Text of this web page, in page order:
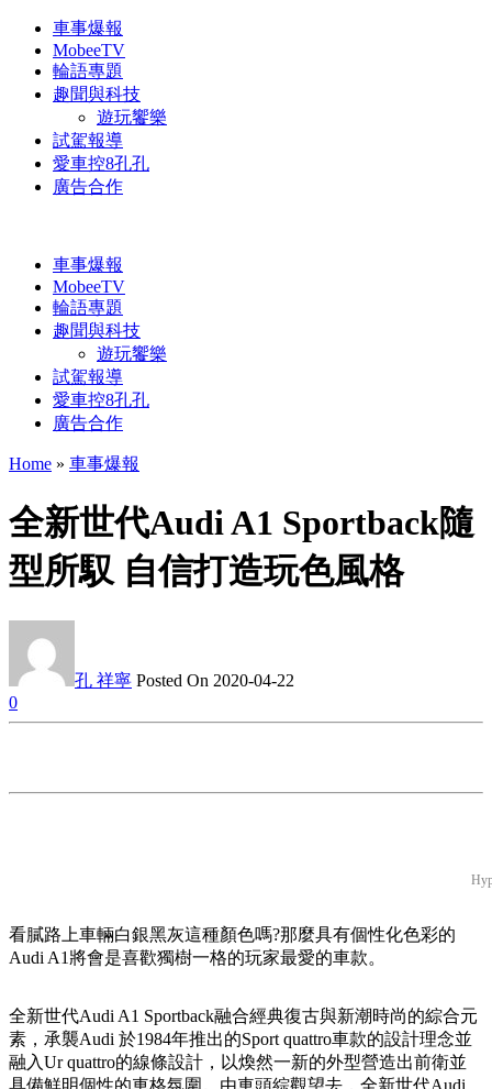
車事爆報
MobeeTV
輪語專題
趣聞與科技
遊玩饗樂
試駕報導
愛車控8孔孔
廣告合作
車事爆報
MobeeTV
輪語專題
趣聞與科技
遊玩饗樂
試駕報導
愛車控8孔孔
廣告合作
Home » 車事爆報
全新世代Audi A1 Sportback隨
型所馭 自信打造玩色風格
孔 祥寧 Posted On 2020-04-22
0
看膩路上車輛白銀黑灰這種顏色嗎?那麼具有個性化色彩的
Audi A1將會是喜歡獨樹一格的玩家最愛的車款。
全新世代Audi A1 Sportback融合經典復古與新潮時尚的綜合元
素，承襲Audi 於1984年推出的Sport quattro車款的設計理念並
融入Ur quattro的線條設計，以煥然一新的外型營造出前衛並
具備鮮明個性的車格氛圍。由車頭綜觀望去，全新世代Audi